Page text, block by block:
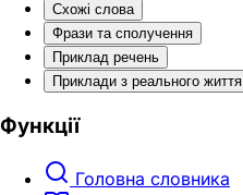
Схожі слова
Фрази та сполучення
Приклад речень
Приклади з реального життя
Функції
Головна словника